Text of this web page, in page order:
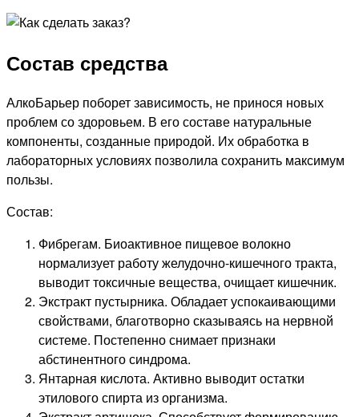
Состав средства
АлкоБарьер поборет зависимость, не принося новых
проблем со здоровьем. В его составе натуральные
компоненты, созданные природой. Их обработка в
лабораторных условиях позволила сохранить максимум
пользы.
Состав:
Фибрегам. Биоактивное пищевое волокно
нормализует работу желудочно-кишечного тракта,
выводит токсичные вещества, очищает кишечник.
Экстракт пустырника. Обладает успокаивающими
свойствами, благотворно сказываясь на нервной
системе. Постепенно снимает признаки
абстинентного синдрома.
Янтарная кислота. Активно выводит остатки
этилового спирта из организма.